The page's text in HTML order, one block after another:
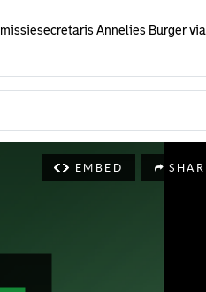
Annelies Burger via